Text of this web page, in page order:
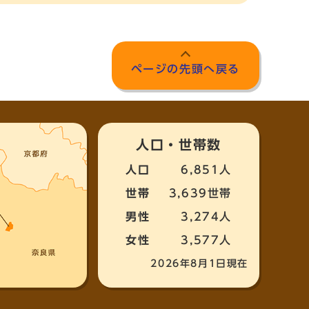
ページの先頭へ戻る
人口・世帯数
人口 6,851人
世帯 3,639世帯
男性 3,274人
女性 3,577人
2026年8月1日現在